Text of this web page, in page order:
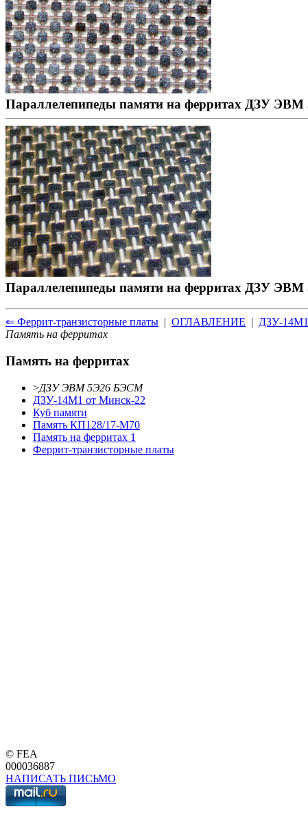
Параллелепипеды памяти на ферритах ДЗУ
Параллелепипеды памяти на ферритах ДЗУ
⇐ Феррит-транзисторные платы | ОГЛАВЛЕНИЕ | ДЗУ-
Память на ферритах
Память на ферритах
>ДЗУ ЭВМ 5Э26 БЭСМ
ДЗУ-14М1 от Минск-22
Куб памяти
Память КП128/17-М70
Память на ферритах 1
Феррит-транзисторные платы
© FEA
000036887
НАПИСАТЬ ПИСЬМО